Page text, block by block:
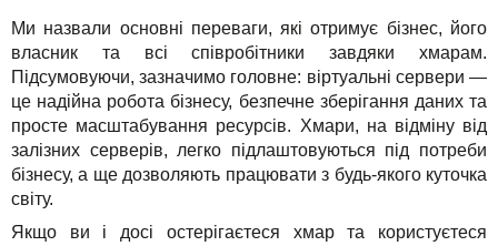
Ми назвали основні переваги, які отримує бізнес, його
власник та всі співробітники завдяки хмарам.
Підсумовуючи, зазначимо головне: віртуальні сервери —
це надійна робота бізнесу, безпечне зберігання даних та
просте масштабування ресурсів. Хмари, на відміну від
залізних серверів, легко підлаштовуються під потреби
бізнесу, а ще дозволяють працювати з будь-якого куточка
світу.
Якщо ви і досі остерігаєтеся хмар та користуєтеся